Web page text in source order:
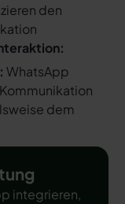
den
WhatsApp
dem
integrieren,